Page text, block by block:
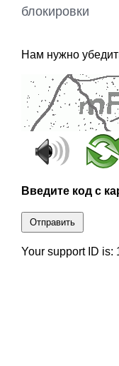
блокировки
Нам нужно
Введите код с
Отправить
Your support ID is: